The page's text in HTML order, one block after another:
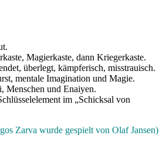
Magierkaste, dann Kriegerkaste.
überlegt, kämpferisch, misstrauisch.
mentale Imagination und Magie.
und Enaiyen.
im „Schicksal von
Zarva wurde gespielt von Olaf Jansen)